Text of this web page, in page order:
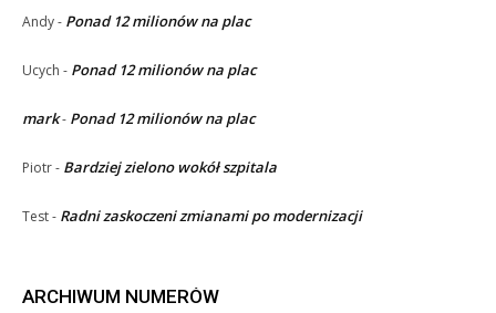
Andy- Ponad 12 milionów na plac
Ucych - Ponad 12 milionów na plac
mark- Ponad 12 milionów na plac
Piotr- Bardziej zielono wokół szpitala
Test- Radni zaskoczeni zmianami po modernizacji
ARCHIWUM NUMERÓW